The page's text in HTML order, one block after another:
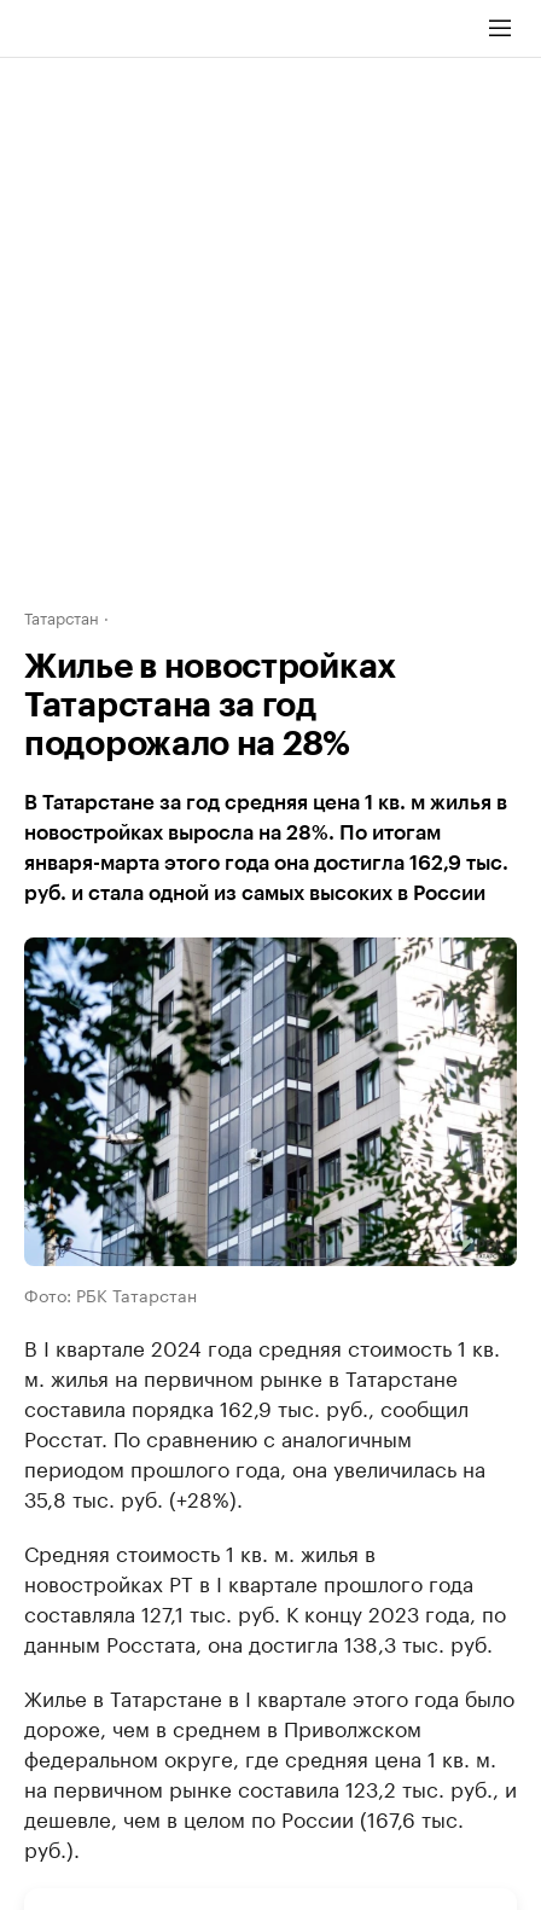
Татарстан
Жилье в новостройках
Татарстана за год
подорожало на 28%
В Татарстане за год средняя цена 1 кв. м жилья в
новостройках выросла на 28%. По итогам
января-марта этого года она достигла 162,9 тыс.
руб. и стала одной из самых высоких в России
Фото: РБК Татарстан
В I квартале 2024 года средняя стоимость 1 кв.
м. жилья на первичном рынке в Татарстане
составила порядка 162,9 тыс. руб., сообщил
Росстат. По сравнению с аналогичным
периодом прошлого года, она увеличилась на
35,8 тыс. руб. (+28%).
Средняя стоимость 1 кв. м. жилья в
новостройках РТ в I квартале прошлого года
составляла 127,1 тыс. руб. К концу 2023 года, по
данным Росстата, она достигла 138,3 тыс. руб.
Жилье в Татарстане в I квартале этого года было
дороже, чем в среднем в Приволжском
федеральном округе, где средняя цена 1 кв. м.
на первичном рынке составила 123,2 тыс. руб., и
дешевле, чем в целом по России (167,6 тыс.
руб.).